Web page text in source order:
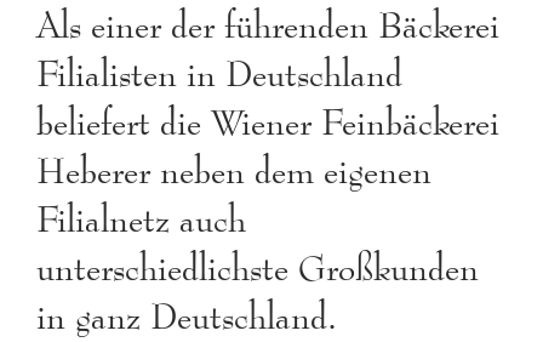
Als einer der führenden Bäckerei
Filialisten in Deutschland
beliefert die Wiener Feinbäckerei
Heberer neben dem eigenen
Filialnetz auch
unterschiedlichste Großkunden
in ganz Deutschland.